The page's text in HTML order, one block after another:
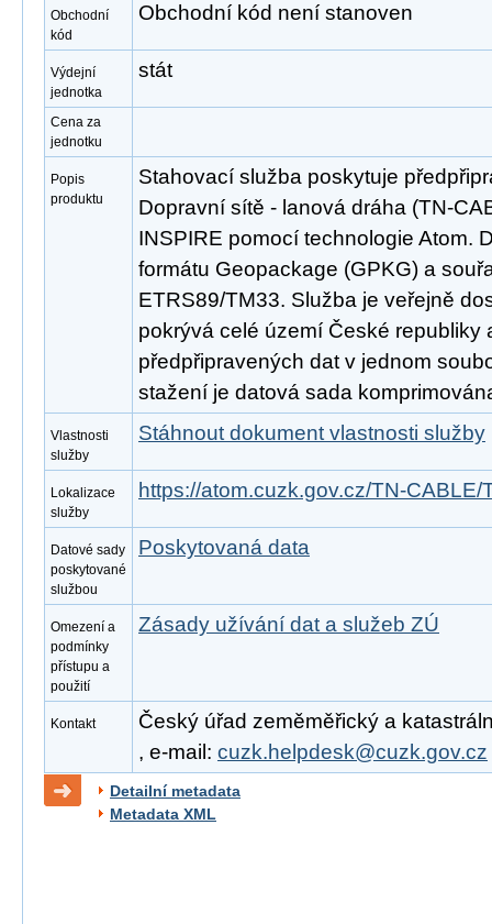
Obchodní
kód
Obchodní kód není stanoven
Výdejní
jednotka
stát
Cena za
jednotku
Popis
produktu
Stahovací služba poskytuje
Dopravní sítě - lanová dráha (TN-
INSPIRE pomocí technologie Atom.
formátu Geopackage (GPKG) a
ETRS89/TM33. Služba je veřejně
pokrývá celé území České republiky
předpřipravených dat v jednom
stažení je datová sada
Vlastnosti
služby
Stáhnout dokument vlastnosti služby
Lokalizace
služby
https://atom.cuzk.gov.cz/TN-CABLE/
Datové sady
poskytované
službou
Poskytovaná data
Omezení a
podmínky
přístupu a
použití
Zásady užívání dat a služeb ZÚ
Kontakt
Český úřad zeměměřický a
, e-mail: cuzk.helpdesk@cuzk.gov.cz
Detailní metadata
Metadata XML